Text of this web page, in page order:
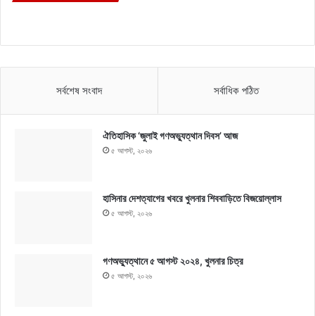
সর্বশেষ সংবাদ সর্বাধিক পঠিত
ঐতিহাসিক ‘জুলাই গণঅভ্যুত্থান দিবস’ আজ
৫ আগস্ট, ২০২৬
হাসিনার দেশত্যাগের খবরে খুলনার শিববাড়িতে বিজয়োল্লাস
৫ আগস্ট, ২০২৬
গণঅভ্যুত্থানে ৫ আগস্ট ২০২৪, খুলনার চিত্র
৫ আগস্ট, ২০২৬